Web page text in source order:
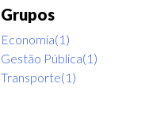
Grupos
Economia(1)
Gestão Pública(1)
Transporte(1)